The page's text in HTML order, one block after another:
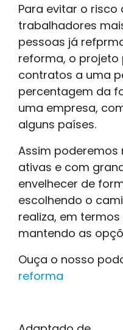
Para evitar o
trabalhadores
pessoas já
reforma, o projeto
contratos a uma
percentagem da
uma empresa,
alguns países.
Assim
ativas e com
envelhecer de
escolhendo o
realiza, em
mantendo as
Ouça o nosso
reforma